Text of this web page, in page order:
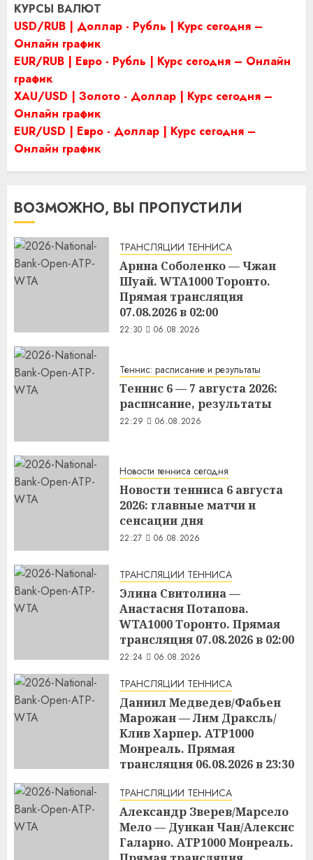
КУРСЫ ВАЛЮТ
USD/RUB | Доллар - Рубль | Курс сегодня –
Онлайн график
EUR/RUB | Евро - Рубль | Курс сегодня – Онлайн
график
XAU/USD | Золото - Доллар | Курс сегодня –
Онлайн график
EUR/USD | Евро - Доллар | Курс сегодня –
Онлайн график
ВОЗМОЖНО, ВЫ ПРОПУСТИЛИ
ТРАНСЛЯЦИИ ТЕННИСА
Арина Соболенко — Чжан
Шуай. WTA1000 Торонто.
Прямая трансляция
07.08.2026 в 02:00
22:30 06.08.2026
Теннис: расписание и результаты
Теннис 6 — 7 августа 2026:
расписание, результаты
22:29 06.08.2026
Новости тенниса сегодня
Новости тенниса 6 августа
2026: главные матчи и
сенсации дня
22:27 06.08.2026
ТРАНСЛЯЦИИ ТЕННИСА
Элина Свитолина —
Анастасия Потапова.
WTA1000 Торонто. Прямая
трансляция 07.08.2026 в 02:00
22:24 06.08.2026
ТРАНСЛЯЦИИ ТЕННИСА
Даниил Медведев/Фабьен
Марожан — Лим Драксль/
Клив Харпер. ATP1000
Монреаль. Прямая
трансляция 06.08.2026 в 23:30
ТРАНСЛЯЦИИ ТЕННИСА
Александр Зверев/Марсело
Мело — Дункан Чан/Алексис
Галарно. ATP1000 Монреаль.